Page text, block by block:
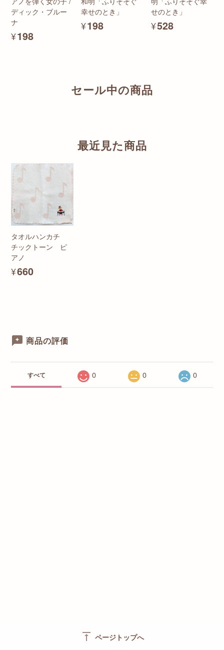
ディック・ブルー
ナ
¥198
幸せのとき」
¥198
せのとき」
¥528
セール中の商品
最近見た商品
タオルハンカチ
チックトーン ピ
アノ
¥660
商品の評価
すべて 0 0 0
vertical_align_top ページトップへ